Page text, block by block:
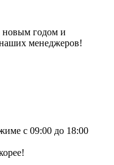
новым годом и
менеджеров!
с 09:00 до 18:00